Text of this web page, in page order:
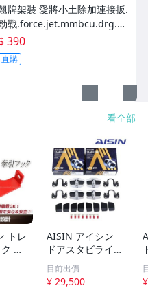
牌架裝 愛將小土除加連接扳.
戰.force.jet.mmbcu.drg.G
390
直購
看全部
トレ
レ
ト
フ
AISIN アイシン
ドアスタビライザ
ー ＆ 取付ボルト
DSL-002 DSL-SP0
目前出價
¥ 29,500